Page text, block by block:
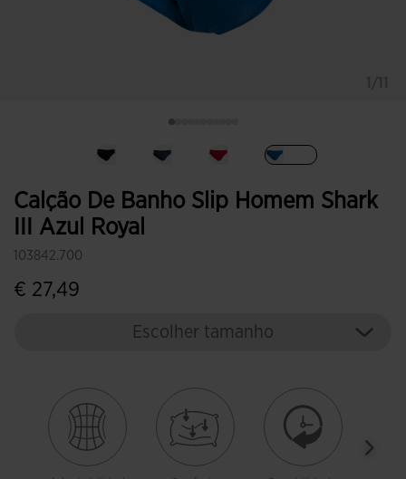
Calção De Banho Slip Homem Shark
III Azul Royal
103842.700
€ 27,49
Escolher tamanho